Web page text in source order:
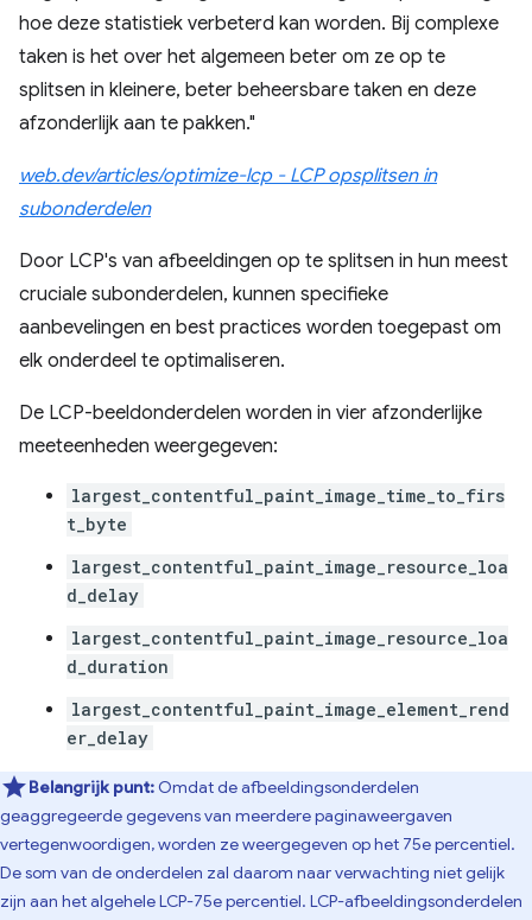
hoe deze statistiek verbeterd kan worden. Bij complexe
taken is het over het algemeen beter om ze op te
splitsen in kleinere, beter beheersbare taken en deze
afzonderlijk aan te pakken."
web.dev/articles/optimize-lcp - LCP opsplitsen in
subonderdelen
Door LCP's van afbeeldingen op te splitsen in hun meest
cruciale subonderdelen, kunnen specifieke
aanbevelingen en best practices worden toegepast om
elk onderdeel te optimaliseren.
De LCP-beeldonderdelen worden in vier afzonderlijke
meeteenheden weergegeven:
largest_contentful_paint_image_time_to_firs
t_byte
largest_contentful_paint_image_resource_loa
d_delay
largest_contentful_paint_image_resource_loa
d_duration
largest_contentful_paint_image_element_rend
er_delay
Belangrijk punt: Omdat de afbeeldingsonderdelen
geaggregeerde gegevens van meerdere paginaweergaven
vertegenwoordigen, worden ze weergegeven op het 75e percentiel.
De som van de onderdelen zal daarom naar verwachting niet gelijk
zijn aan het algehele LCP-75e percentiel. LCP-afbeeldingsonderdelen